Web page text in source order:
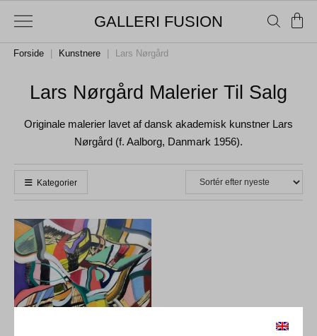
GALLERI FUSION
Forside Kunstnere Lars Nørgård
Lars Nørgård Malerier Til Salg
Originale malerier lavet af dansk akademisk kunstner Lars
Nørgård (f. Aalborg, Danmark 1956).
Kategorier